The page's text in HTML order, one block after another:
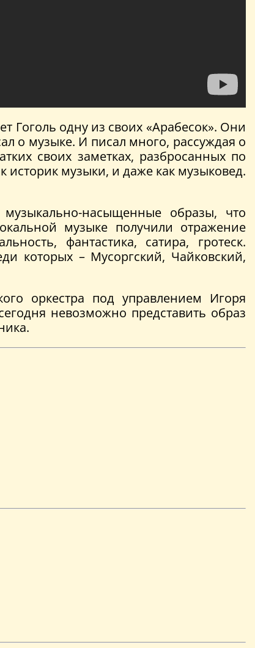
Гоголь одну из своих «Арабесок». Они
о музыке. И писал много, рассуждая о
своих заметках, разбросанных по
музыки, и даже как музыковед.
насыщенные образы, что
музыке получили отражение
фантастика, сатира, гротеск.
которых – Мусоргский, Чайковский,
оркестра под управлением Игоря
невозможно представить образ